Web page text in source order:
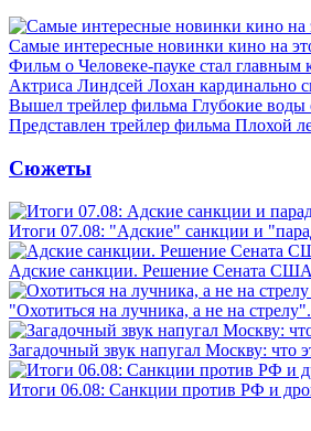
Самые интересные новинки кино на
Фильм о Человеке-пауке стал главным
Актриса Линдсей Лохан кардинально
Вышел трейлер фильма Глубокие воды
Представлен трейлер фильма Плохой
Сюжеты
Итоги 07.08: "Адские" санкции и
Адские санкции. Решение Сената США
"Охотиться на лучника, а не на
Загадочный звук напугал Москву: что
Итоги 06.08: Санкции против РФ и